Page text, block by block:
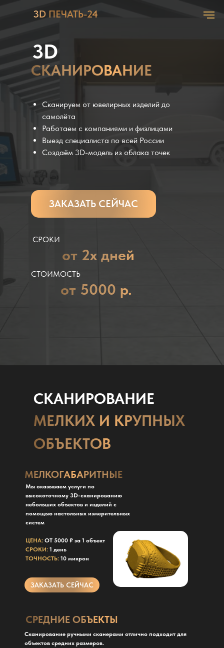
3D
CКАНИРОВАНИЕ
ЗАКАЗАТЬ СЕЙЧАС
3D ПЕЧАТЬ-24
Сканируем от ювелирных изделий до
самолёта
Работаем с компаниями и физлицами
Выезд специалиста по всей России
Создаём 3D-модель из облака точек
СРОКИ
от 2х дней
СТОИМОСТЬ
от 5000 р.
МЕЛКОГАБАРИТНЫЕ
Мы оказываем услуги по
высокоточному 3D-сканированию
небольших объектов и изделий с
помощью настольных измерительных
систем
ЦЕНА: ОТ 5000 ₽ за 1 объект
СРОКИ: 1 день
ТОЧНОСТЬ: 10 микрон
СРЕДНИЕ ОБЪЕКТЫ
Сканирование ручными сканерами отлично подходит для
объектов средних размеров.
МЕЛКИХ И КРУПНЫХ
ОБЪЕКТОВ
СКАНИРОВАНИЕ
ЗАКАЗАТЬ СЕЙЧАС